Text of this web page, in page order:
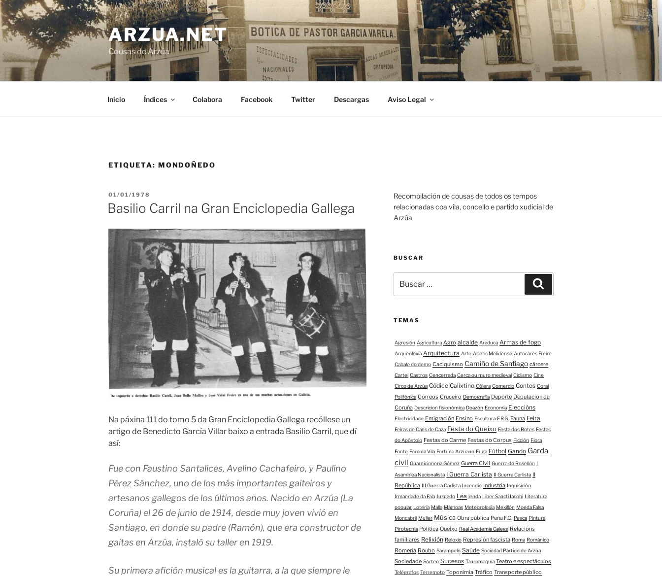
Ir
o
contido
ARZUA.NET
Cousas de Arzúa
Inicio Índices Colabora Facebook Twitter Descargas Aviso Legal
ETIQUETA: MONDOÑEDO
PUBLICADO
EN
01/01/1978
Basilio Carril na Gran Enciclopedia Gallega
Na páxina 111 do tomo 5 da Gran Enciclopedia Gallega recóllese un
artigo de Benedicto García Villar baixo a entrada Basilio Carril, que dí
así:
Fue con Faustino Santalices, Avelino Cachafeiro, y Paulino
Pérez Sánchez, uno de los más importantes gaiteiros y
artesanos gallegos de los últimos años. Nacido en Arzúa (La
Coruña) el 26 de junio de 1914, desde muy joven vivió en
Santiago, en donde su padre (Ramón), que era constructor de
gaitas en Arzúa, instaló su taller en 1919.
Su primera afición musical es la guitarra, a la que siempre le
Recompilación de cousas de todos os tempos
relacionadas coa vila, concello e partido xudicial de
Arzúa
BUSCAR
TEMAS
Agresión Agricultura Agro alcalde Araduca Armas de fogo
Arqueoloxía Arquitectura Arte Atletic Melidense Autocares Freire
Cabalo do demo Caciquismo Camiño de Santiago cárcere
Cartel Castros Cencerrada Cerca ou muro medieval Ciclismo Cine
Circo de Arzúa Códice Calixtino Cólera Comercio Contos Coral
Polifónica Correos Cruceiro Demografía Deporte Deputación da
Coruña Descricion fisionómica Doazón Economía Eleccións
Electricidade Emigración Ensino Escultura F.R.G. Fauna Feira
Feiras de Cans de Caza Festa do Queixo Festa dos Botes Festas
do Apóstolo Festas do Carme Festas do Corpus Ficción Flora
Fonte Foro da Vila Fortuna Arzuano Fuga Fútbol Gando Garda
civil Guarnicionería Gómez Guerra Civil Guerra do Rosellón I
Asamblea Nacionalista I Guerra Carlista II Guerra Carlista II
República III Guerra Carlista Incendio Industria Inquisición
Irmandade da Fala Juzgado Lea lenda Liber Sancti Iacobi Literatura
popular Lotería Malla Mámoas Meteoroloxía Mexillón Moeda Falsa
Moncabril Muller Música Obra pública Peña F.C. Pesca Pintura
Pirotecnia Política Queixo Real Academia Galega Relacións
familiares Relixión Reloxio Represión fascista Roma Románico
Romería Roubo Sarampelo Saúde Sociedad Partido de Arzúa
Sociedade Sorteo Sucesos Tauromaquia Teatro e espectáculos
Telégrafos Terremoto Toponimia Tráfico Transporte público